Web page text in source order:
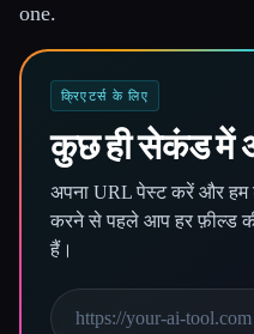
one.
क्रिएटर्स के लिए
कुछ ही सेकंड में
अपना URL पेस्ट करें और हम
करने से पहले आप हर फ़ील्ड
हैं।